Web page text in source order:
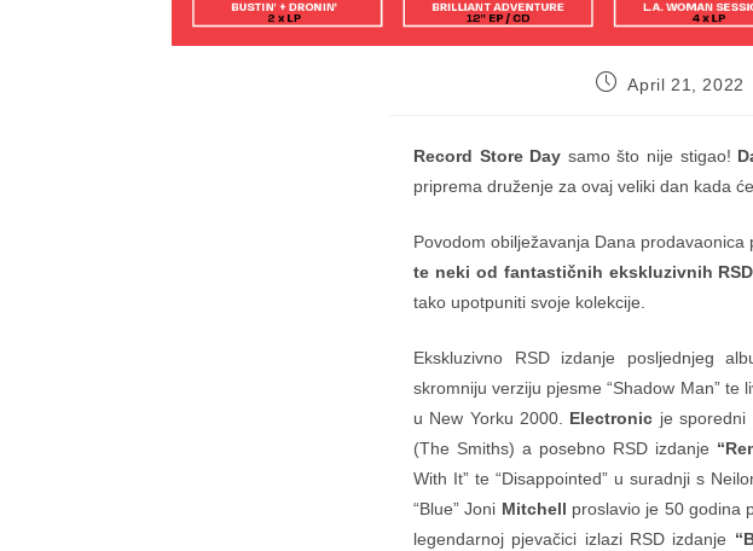
PostApril 21, 2022
Record Store Day samo što nije stigao!
priprema druženje za ovaj veliki dan kada
Povodom obilježavanja Dana prodavaonica
te neki od fantastičnih ekskluzivnih
tako upotpuniti svoje kolekcije.
Ekskluzivno RSD izdanje posljednjeg
skromniju verziju pjesme “Shadow Man” te
u New Yorku 2000. Electronic je sporedni
(The Smiths) a posebno RSD izdanje
With It” te “Disappointed” u suradnji s
“Blue” Joni Mitchell proslavio je 50 godina
legendarnoj pjevačici izlazi RSD izdanje